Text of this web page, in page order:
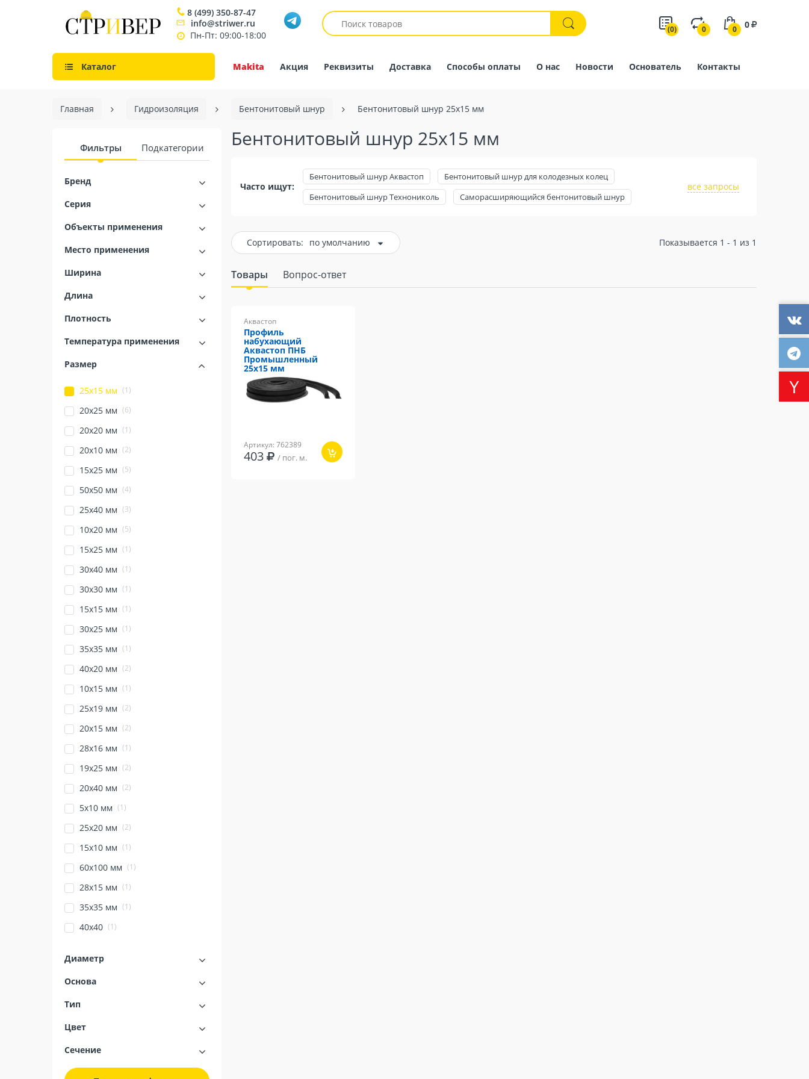
8 (499) 350-87-47
info@striwer.ru
Пн-Пт: 09:00-18:00
(0) 0 0 0
Каталог Makita Акция Реквизиты Доставка Способы оплаты О нас Новости Основатель Контакты
Главная Гидроизоляция Бентонитовый шнур Бентонитовый шнур 25х15 мм
Фильтры Подкатегории
Бренд
Серия
Объекты применения
Место применения
Ширина
Длина
Плотность
Температура применения
Размер
25х15 мм (1)
20х25 мм (6)
20х20 мм (1)
20х10 мм (2)
15х25 мм (5)
50х50 мм (4)
25х40 мм (3)
10х20 мм (5)
15x25 мм (1)
30x40 мм (1)
30x30 мм (1)
15х15 мм (1)
30х25 мм (1)
35х35 мм (1)
40х20 мм (2)
10х15 мм (1)
25х19 мм (2)
20х15 мм (2)
28х16 мм (1)
19х25 мм (2)
20х40 мм (2)
5х10 мм (1)
25х20 мм (2)
15х10 мм (1)
60х100 мм (1)
28х15 мм (1)
35x35 мм (1)
40x40 (1)
Диаметр
Основа
Тип
Цвет
Сечение
Бентонитовый шнур 25х15 мм
Часто ищут:
Бентонитовый шнур Аквастоп
Бентонитовый шнур для колодезных колец
Бентонитовый шнур Технониколь
Саморасширяющийся бентонитовый шнур
все запросы
Сортировать: по умолчанию Показывается 1 - 1 из 1
Товары Вопрос-ответ
Аквастоп
Профиль
набухающий
Аквастоп ПНБ
Промышленный
25x15 мм
Артикул: 762389
403 / пог. м.